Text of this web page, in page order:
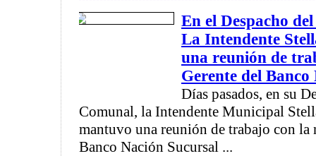
En el Despacho
La Intendente
una reunión de
Gerente del Banco
Días pasados, en su
Comunal, la Intendente Municipal
mantuvo una reunión de trabajo con la
Banco Nación Sucursal ...